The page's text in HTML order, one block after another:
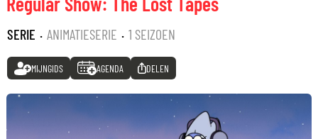
SERIE · ANIMATIESERIE · 1 SEIZOEN
MIJNGIDS AGENDA DELEN